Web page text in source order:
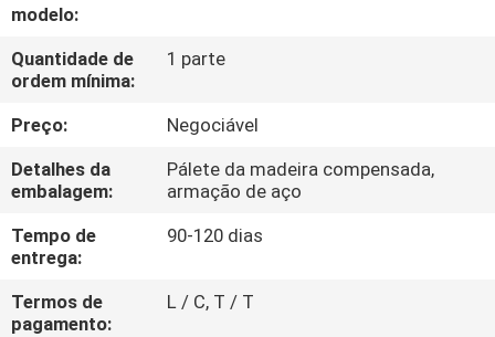
CONTROLE
DA
QUALIDADE
MAPA
DO
SITE
modelo:
Quantidade de
ordem mínima:
1 parte
Preço:
Negociável
Detalhes da
embalagem:
Pálete da madeira compensada,
armação de aço
Tempo de
entrega:
90-120 dias
Termos de
pagamento:
L / C, T / T